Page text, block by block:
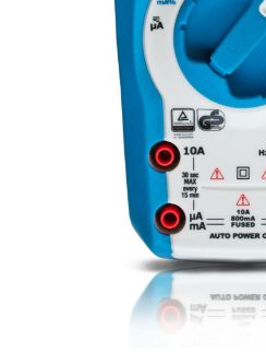
Osciloscoape FLUKE
Osciloscoape GW INSTEK
Osciloscoape HANTEK
Osciloscoape KEYSIGHT
Osciloscoape OWON
Osciloscoape Peaktech
Osciloscoape ROHDE & SCHWARZ
Osciloscoape TELEDYNE LECROY
Osciloscoape UNI-T